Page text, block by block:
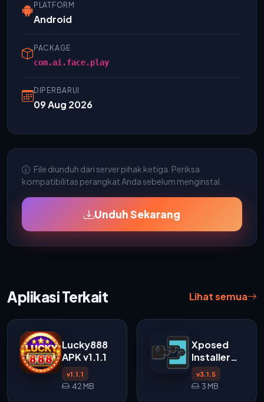
PLATFORM
Android
PACKAGE
com.ai.face.play
DIPERBARUI
09 Aug 2026
File diunduh dari server pihak ketiga. Periksa
kompatibilitas perangkat Anda sebelum menginstal.
Unduh Sekarang
Aplikasi Terkait Lihat semua
Lucky888
APK v1.1.1
v1.1.1
42 MB
Xposed
Installer
APK v3.1.5
v3.1.5
3 MB